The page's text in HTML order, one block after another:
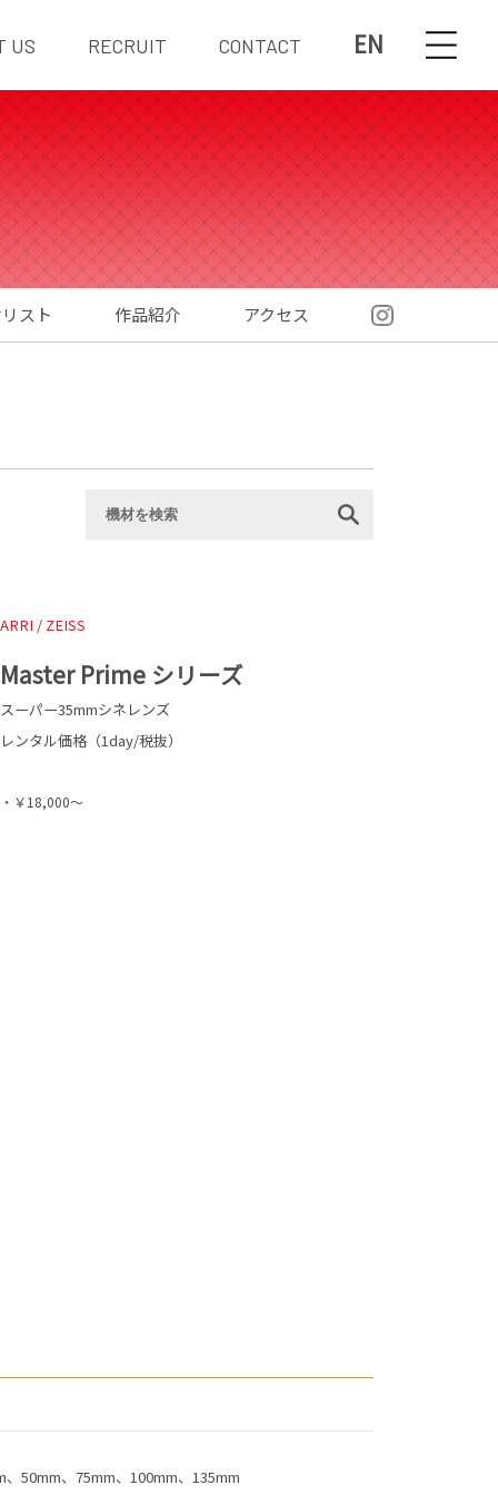
EN
US RECRUIT CONTACT
スト 作品紹介 アクセス
ARRI / ZEISS
Master Prime シリーズ
スーパー35mmシネレンズ
レンタル価格（1day/税抜）
・￥18,000～
50mm、75mm、100mm、135mm